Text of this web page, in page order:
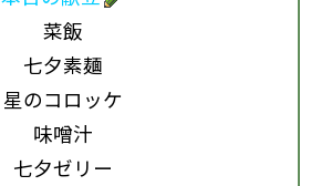
菜飯
七夕素麺
星のコロッケ
味噌汁
七夕ゼリー